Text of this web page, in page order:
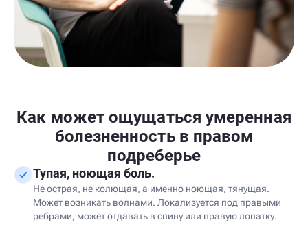
Как может ощущаться умеренная
болезненность в правом
подреберье
Тупая, ноющая боль.
Не острая, не колющая, а именно ноющая, тянущая.
Может возникать волнами. Локализуется под правыми
ребрами, может отдавать в спину или правую лопатку.